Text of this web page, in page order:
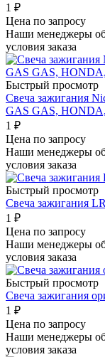
1 ₽
Цена по запросу
Наши менеджеры
условия заказа
Быстрый просмотр
Свеча зажигания
GAS GAS,
1 ₽
Цена по запросу
Наши менеджеры
условия заказа
Быстрый просмотр
Свеча зажигания
1 ₽
Цена по запросу
Наши менеджеры
условия заказа
Быстрый просмотр
Свеча зажигания
1 ₽
Цена по запросу
Наши менеджеры
условия заказа